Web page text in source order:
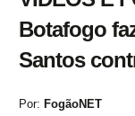
Botafogo
Santos
Por: FogãoNET